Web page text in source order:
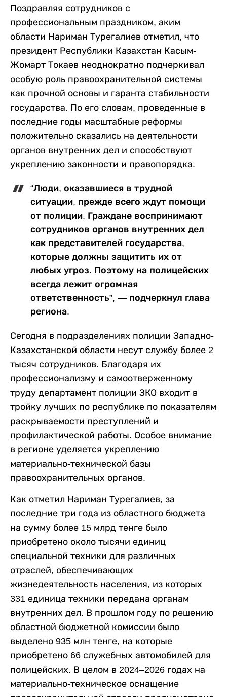
Поздравляя сотрудников с
профессиональным праздником, аким
области Нариман Турегалиев отметил, что
президент Республики Казахстан Касым-
Жомарт Токаев неоднократно подчеркивал
особую роль правоохранительной системы
как прочной основы и гаранта стабильности
государства. По его словам, проведенные в
последние годы масштабные реформы
положительно сказались на деятельности
органов внутренних дел и способствуют
укреплению законности и правопорядка.
“Люди, оказавшиеся в трудной
ситуации, прежде всего ждут помощи
от полиции. Граждане воспринимают
сотрудников органов внутренних дел
как представителей государства,
которые должны защитить их от
любых угроз. Поэтому на полицейских
всегда лежит огромная
ответственность”, — подчеркнул глава
региона.
Сегодня в подразделениях полиции Западно-
Казахстанской области несут службу более 2
тысяч сотрудников. Благодаря их
профессионализму и самоотверженному
труду департамент полиции ЗКО входит в
тройку лучших по республике по показателям
раскрываемости преступлений и
профилактической работы. Особое внимание
в регионе уделяется укреплению
материально-технической базы
правоохранительных органов.
Как отметил Нариман Турегалиев, за
последние три года из областного бюджета
на сумму более 15 млрд тенге было
приобретено около тысячи единиц
специальной техники для различных
отраслей, обеспечивающих
жизнедеятельность населения, из которых
331 единица техники передана органам
внутренних дел. В прошлом году по решению
областной бюджетной комиссии было
выделено 935 млн тенге, на которые
приобретено 66 служебных автомобилей для
полицейских. В целом в 2024–2026 годах на
материально-техническое оснащение